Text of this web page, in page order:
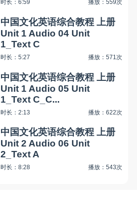
时长：6:59 播放：559次
中国文化英语综合教程 上册
Unit 1 Audio 04 Unit
1_Text C
时长：5:27 播放：571次
中国文化英语综合教程 上册
Unit 1 Audio 05 Unit
1_Text C_C...
时长：2:13 播放：622次
中国文化英语综合教程 上册
Unit 2 Audio 06 Unit
2_Text A
时长：8:28 播放：543次